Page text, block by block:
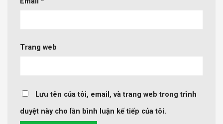
Trang web
Lưu tên của tôi, email, và trang web trong trình
duyệt này cho lần bình luận kế tiếp của tôi.